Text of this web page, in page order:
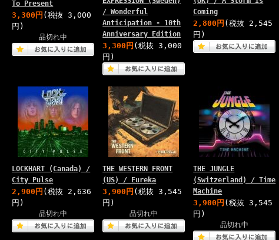
To Present
3,300円 (税抜 3,000
円)
品切れ中
/ Wonderful
Anticipation - 10th
Anniversary Edition
3,300円 (税抜 3,000
円)
Coming
2,800円 (税抜 2,545
円)
LOCKHART (Canada) /
City Pulse
2,900円 (税抜 2,636
円)
品切れ中
THE WESTERN FRONT
(US) / Eureka
3,900円 (税抜 3,545
円)
品切れ中
THE JUNGLE
(Switzerland) / Time
Machine
3,900円 (税抜 3,545
円)
品切れ中